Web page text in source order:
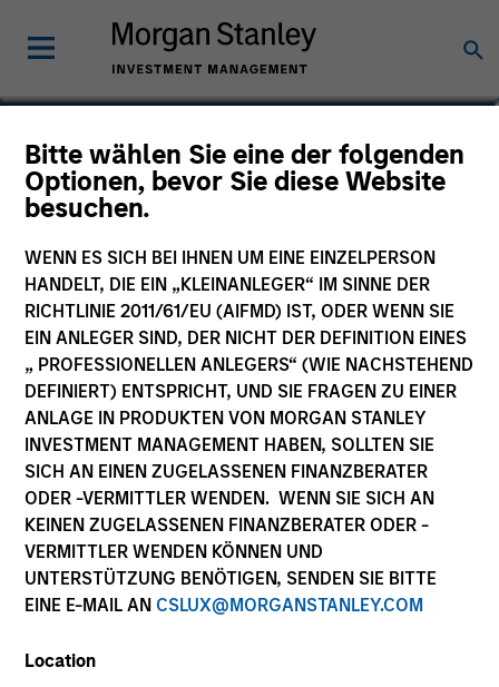
Bitte wählen Sie eine der folgenden
Optionen, bevor Sie diese Website
besuchen.
WENN ES SICH BEI IHNEN UM EINE EINZELPERSON
HANDELT, DIE EIN „KLEINANLEGER“ IM SINNE DER
RICHTLINIE 2011/61/EU (AIFMD) IST, ODER WENN SIE
EIN ANLEGER SIND, DER NICHT DER DEFINITION EINES
„ PROFESSIONELLEN ANLEGERS“ (WIE NACHSTEHEND
DEFINIERT) ENTSPRICHT, UND SIE FRAGEN ZU EINER
ANLAGE IN PRODUKTEN VON MORGAN STANLEY
INVESTMENT MANAGEMENT HABEN, SOLLTEN SIE
SICH AN EINEN ZUGELASSENEN FINANZBERATER
ODER -VERMITTLER WENDEN. WENN SIE SICH AN
KEINEN ZUGELASSENEN FINANZBERATER ODER -
VERMITTLER WENDEN KÖNNEN UND
UNTERSTÜTZUNG BENÖTIGEN, SENDEN SIE BITTE
EINE E-MAIL AN CSLUX@MORGANSTANLEY.COM
Location
Carlos Andrade
Managing Director